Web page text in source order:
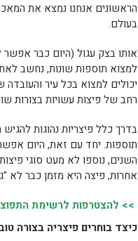
הראשונים אנחנו נמצא את
בעולם.
אותו בצק עגול (היום כבר
למצוא תוספות שונות, נחשב
יכולים למצוא בכל עיר
רחב של פיצות עשויות בצורות
בדרך כלל פיצריות נהוגות
תוספות. יחד עם זאת, היום
השנים, נוספו לא מעט סוגי
אחרות, פיצה היא מזמן כבר לא
>> להצטרפות לרשימת
כיצד בוחרים פיצריה בצורה